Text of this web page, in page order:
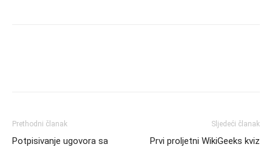
Prethodni članak
Potpisivanje ugovora sa
Sljedeći članak
Prvi proljetni WikiGeeks kviz